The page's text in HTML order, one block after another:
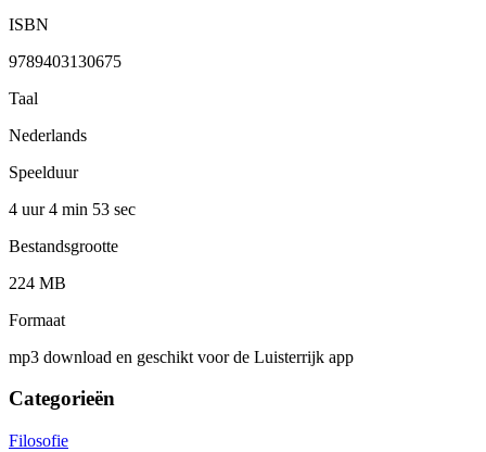
ISBN
9789403130675
Taal
Nederlands
Speelduur
4 uur 4 min 53 sec
Bestandsgrootte
224 MB
Formaat
mp3 download en geschikt voor de Luisterrijk app
Categorieën
Filosofie